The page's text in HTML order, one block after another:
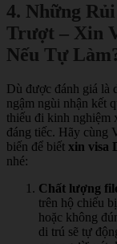
4. Những
Trượt – Xin
Nếu Tự
Dù được đánh giá là
ngậm ngùi nhận kết
thiếu đi kinh nghiệm
đáng tiếc. Hãy cùng
biến để biết xin visa
nhé:
Chất lượng
trên hộ chiếu
hoặc không
di trú sẽ tự